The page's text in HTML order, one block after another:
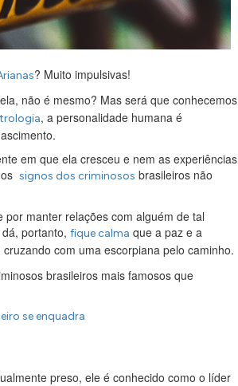
? Muito impulsivas!
não é mesmo? Mas será que conhecemos
, a personalidade humana é
em que ela cresceu e nem as experiências
signos dos criminosos brasileiros não
manter relações com alguém de tal
portanto, fique calma que a paz e a
com uma escorpiana pelo caminho.
brasileiros mais famosos que
se enquadra
preso, ele é conhecido como o líder